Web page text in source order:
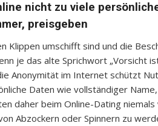
nicht zu viele
preisgeben
Klippen umschifft sind und die
je das alte Sprichwort „Vorsicht
Anonymität im Internet schützt
Daten wie vollständiger
daher beim Online-Dating
Abzockern oder Spinnern zu